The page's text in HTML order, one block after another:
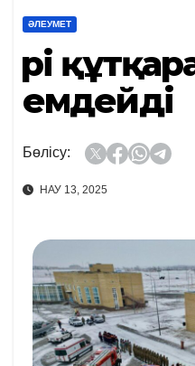
ӘЛЕУМЕТ
Әрі
емдейді
Бөлісу:
НАУ 13, 2025